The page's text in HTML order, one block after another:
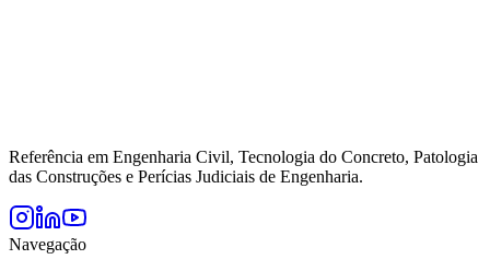
Referência em Engenharia Civil, Tecnologia do Concreto, Patologia
das Construções e Perícias Judiciais de Engenharia.
Navegação